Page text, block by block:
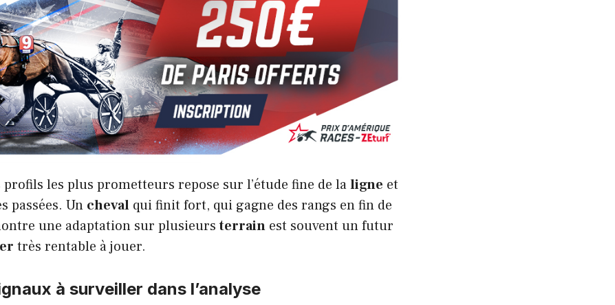
profils les plus prometteurs repose sur l’étude fine de laligne et
passées. Un cheval qui finit fort, qui gagne des rangs en fin de
une adaptation sur plusieursterrain est souvent un futur
très rentable à jouer.
à surveiller dans l’analyse